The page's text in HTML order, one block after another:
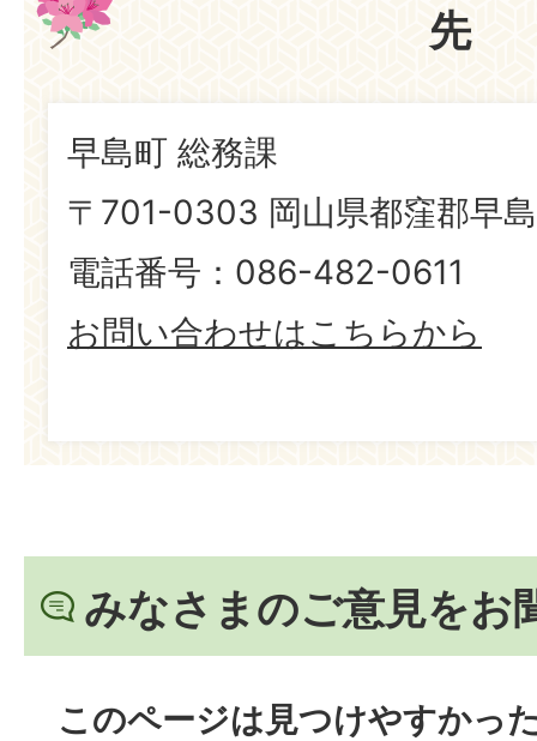
先
早島町 総務課
〒701-0303 岡山県都窪郡早
電話番号：086-482-0611
お問い合わせはこちらから
みなさまのご意見をお
このページは見つけやすかっ